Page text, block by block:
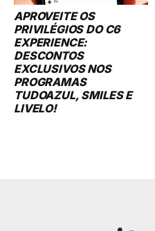
APROVEITE OS
PRIVILÉGIOS DO C6
EXPERIENCE:
DESCONTOS
EXCLUSIVOS NOS
PROGRAMAS
TUDOAZUL, SMILES E
LIVELO!